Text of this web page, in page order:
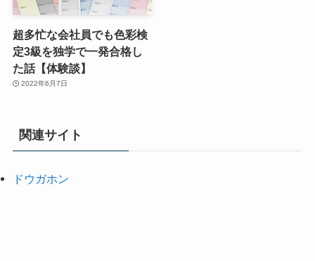
超多忙な会社員でも色彩検
定3級を独学で一発合格し
た話【体験談】
2022年6月7日
関連サイト
ドウガホン